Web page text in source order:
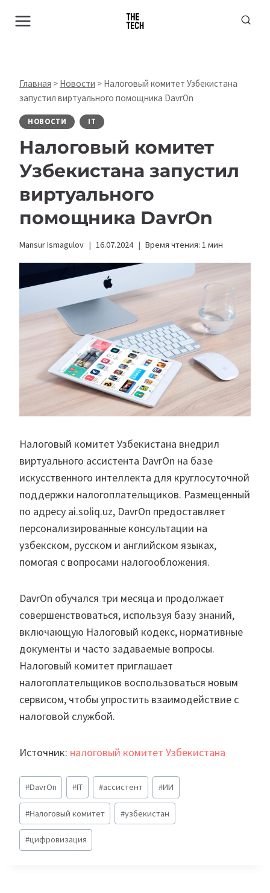
Главная > Новости > Налоговый комитет Узбекистана
запустил виртуального помощника DavrOn
НОВОСТИ IT
Налоговый комитет
Узбекистана запустил
виртуального
помощника DavrOn
Mansur Ismagulov 16.07.2024 Время чтения: 1 мин
Налоговый комитет Узбекистана внедрил
виртуального ассистента DavrOn на базе
искусственного интеллекта для круглосуточной
поддержки налогоплательщиков. Размещенный
по адресу ai.soliq.uz, DavrOn предоставляет
персонализированные консультации на
узбекском, русском и английском языках,
помогая с вопросами налогообложения.
DavrOn обучался три месяца и продолжает
совершенствоваться, используя базу знаний,
включающую Налоговый кодекс, нормативные
документы и часто задаваемые вопросы.
Налоговый комитет приглашает
налогоплательщиков воспользоваться новым
сервисом, чтобы упростить взаимодействие с
налоговой службой.
Источник: налоговый комитет Узбекистана
Метки
записи:
#DavrOn #IT #ассистент #ИИ
#Налоговый комитет #узбекистан
#цифровизация